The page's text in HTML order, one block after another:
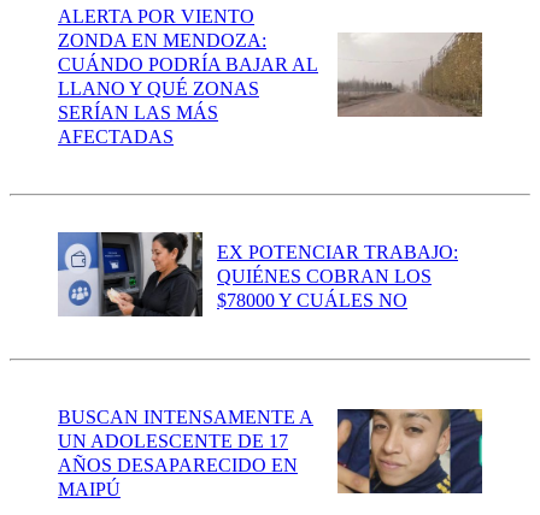
ALERTA POR VIENTO
ZONDA EN MENDOZA:
CUÁNDO PODRÍA BAJAR AL
LLANO Y QUÉ ZONAS
SERÍAN LAS MÁS
AFECTADAS
EX POTENCIAR TRABAJO:
QUIÉNES COBRAN LOS
$78000 Y CUÁLES NO
BUSCAN INTENSAMENTE A
UN ADOLESCENTE DE 17
AÑOS DESAPARECIDO EN
MAIPÚ